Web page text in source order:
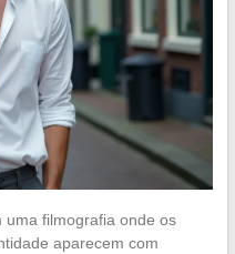
filmografia onde os
aparecem com